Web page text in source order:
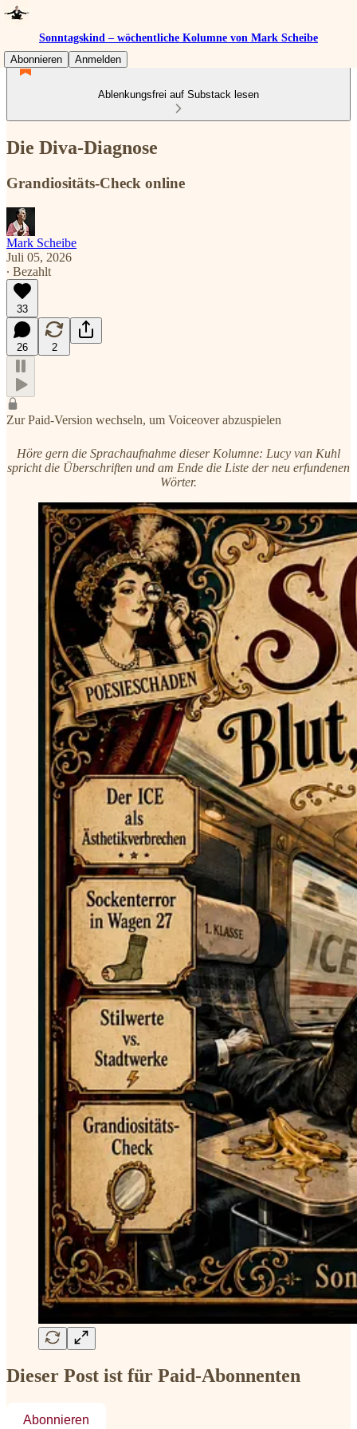
Sonntagskind – wöchentliche Kolumne von Mark Scheibe
Abonnieren
Anmelden
Ablenkungsfrei auf Substack lesen
Die Diva-Diagnose
Grandiositäts-Check online
Mark Scheibe
Juli 05, 2026
∙ Bezahlt
33
26 2
Zur Paid-Version wechseln, um Voiceover abzuspielen
Höre gern die Sprachaufnahme dieser Kolumne: Lucy van Kuhl
spricht die Überschriften und am Ende die Liste der neu erfundenen
Wörter.
Dieser Post ist für Paid-Abonnenten
Abonnieren